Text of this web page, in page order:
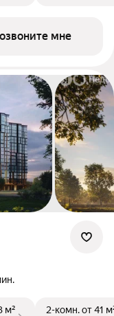
мне
м²
2-комн.от 41